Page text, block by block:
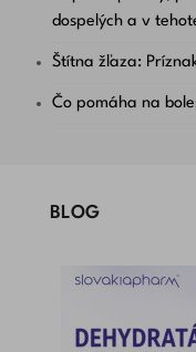
dospelých a v
Štítna žľaza:
Čo pomáha na
BLOG